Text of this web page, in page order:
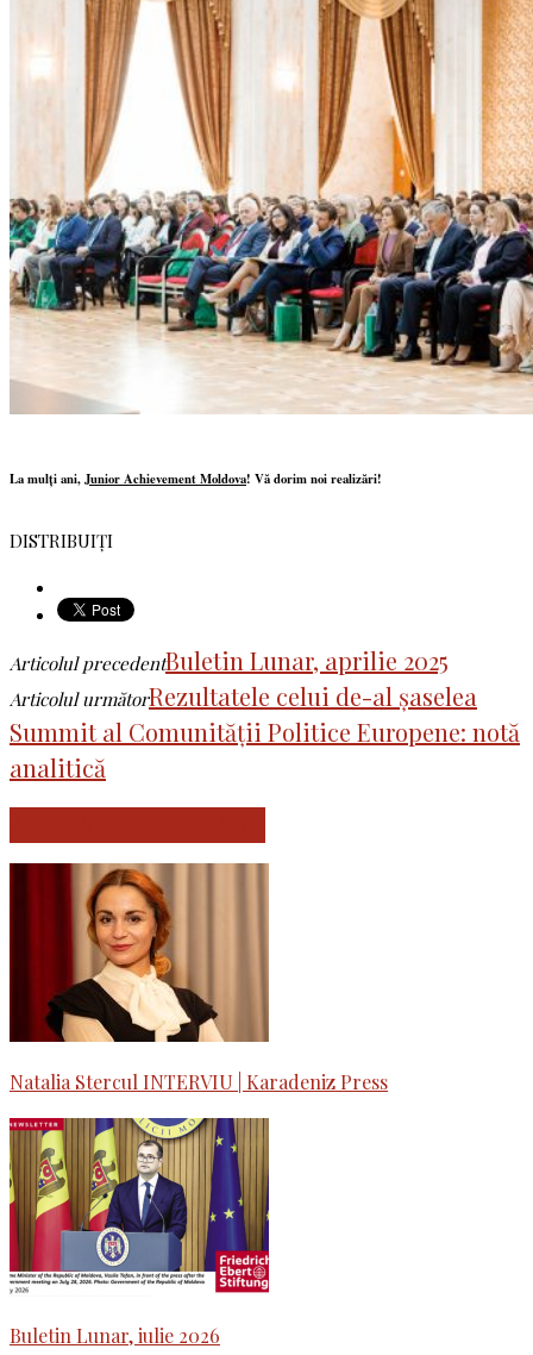
La mulți ani,Junior Achievement Moldova! Vă dorim noi realizări!
DISTRIBUIȚI
Articolul precedentBuletin Lunar, aprilie 2025
Articolul următorRezultatele celui de-al șaselea
Summit al Comunității Politice Europene: notă
analitică
Natalia Stercul INTERVIU | Karadeniz Press
Buletin Lunar, iulie 2026